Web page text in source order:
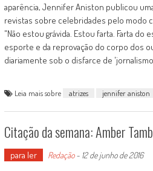
aparência, Jennifer Aniston publicou
revistas sobre celebridades pelo modo
"Não estou grávida. Estou farta. Farta
esporte e da reprovação do corpo dos
diariamente sob o disfarce de
Leia mais sobre atrizes jennifer aniston
Citação da semana: Amber
para ler Redação- 12 de junho de 2016